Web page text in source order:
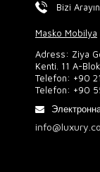
Bizi Arayın
Masko Mobilya
Adress: Ziya
Kenti. 11 A-
Telefon: +90
Telefon: +90